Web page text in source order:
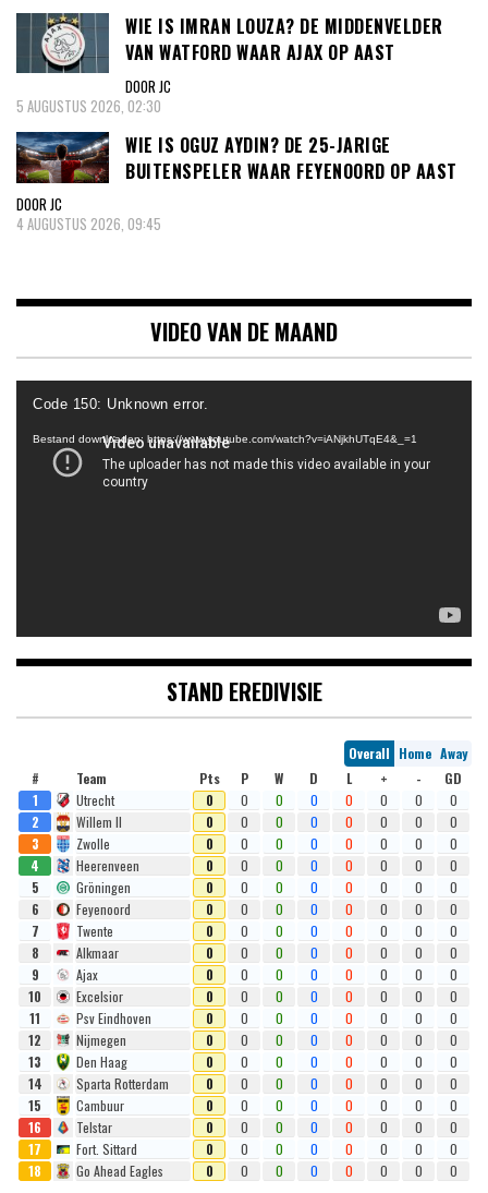
WIE IS IMRAN LOUZA? DE MIDDENVELDER
VAN WATFORD WAAR AJAX OP AAST
DOOR JC
5 AUGUSTUS 2026, 02:30
WIE IS OGUZ AYDIN? DE 25-JARIGE
BUITENSPELER WAAR FEYENOORD OP AAST
DOOR JC
4 AUGUSTUS 2026, 09:45
VIDEO VAN DE MAAND
Videospeler
Code 150: Unknown error.
Bestand downloaden: https://www.youtube.com/watch?v=iANjkhUTqE4&_=1
STAND EREDIVISIE
Overall Home Away
#
Team Pts P W D L + -
GD
1
Utrecht 0 0 0 0 0 0 0
0
2
Willem II 0 0 0 0 0 0 0
0
3
Zwolle 0 0 0 0 0 0 0
0
4
Heerenveen 0 0 0 0 0 0 0
0
5
Gröningen 0 0 0 0 0 0 0
0
6
Feyenoord 0 0 0 0 0 0 0
0
7
Twente 0 0 0 0 0 0 0
0
8
Alkmaar 0 0 0 0 0 0 0
0
9
Ajax 0 0 0 0 0 0 0
0
10
Excelsior 0 0 0 0 0 0 0
0
11
Psv Eindhoven 0 0 0 0 0 0 0
0
12
Nijmegen 0 0 0 0 0 0 0
0
13
Den Haag 0 0 0 0 0 0 0
0
14
Sparta Rotterdam 0 0 0 0 0 0 0
0
15
Cambuur 0 0 0 0 0 0 0
0
16
Telstar 0 0 0 0 0 0 0
0
17
Fort. Sittard 0 0 0 0 0 0 0
0
18
Go Ahead Eagles 0 0 0 0 0 0 0 0